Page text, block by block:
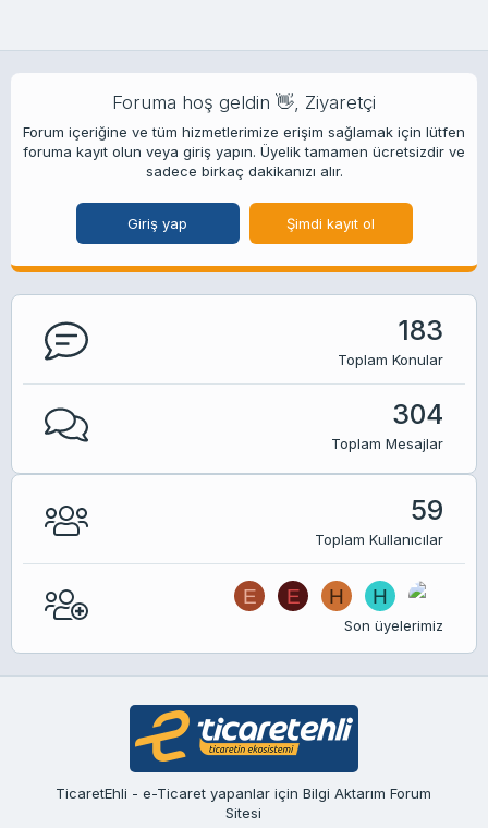
Foruma hoş geldin 👋, Ziyaretçi
Forum içeriğine ve tüm hizmetlerimize erişim sağlamak için lütfen
foruma kayıt olun veya giriş yapın. Üyelik tamamen ücretsizdir ve
sadece birkaç dakikanızı alır.
Giriş yap Şimdi kayıt ol
183
Toplam Konular
304
Toplam Mesajlar
59
Toplam Kullanıcılar
E E H H
Son üyelerimiz
TicaretEhli - e-Ticaret yapanlar için Bilgi Aktarım Forum
Sitesi